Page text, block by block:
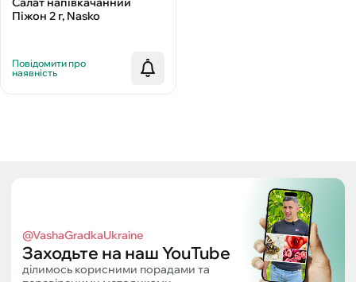
Піжон 2 г, Nasko
Повідомити про
наявність
@VashaGradkaUkraine
Заходьте на наш YouTube
ділимось корисними порадами та